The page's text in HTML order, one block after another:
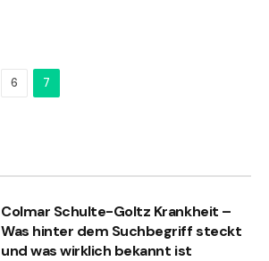
6 7
Colmar Schulte-Goltz Krankheit –
Was hinter dem Suchbegriff steckt
und was wirklich bekannt ist